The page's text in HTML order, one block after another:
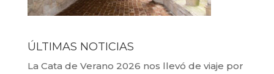
ÚLTIMAS NOTICIAS
La Cata de Verano 2026 nos llevó de viaje por